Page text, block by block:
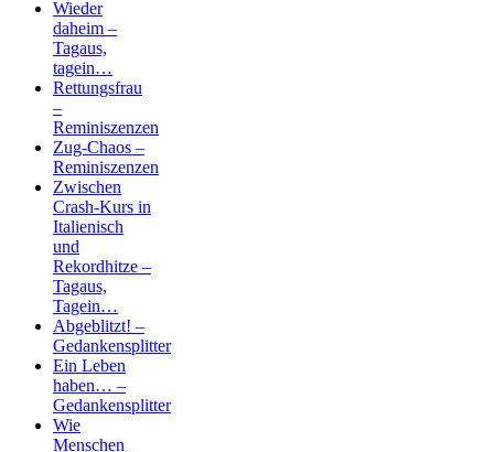
Wieder
daheim –
Tagaus,
tagein…
Rettungsfrau
–
Reminiszenzen
Zug-Chaos –
Reminiszenzen
Zwischen
Crash-Kurs in
Italienisch
und
Rekordhitze –
Tagaus,
Tagein…
Abgeblitzt! –
Gedankensplitter
Ein Leben
haben… –
Gedankensplitter
Wie
Menschen